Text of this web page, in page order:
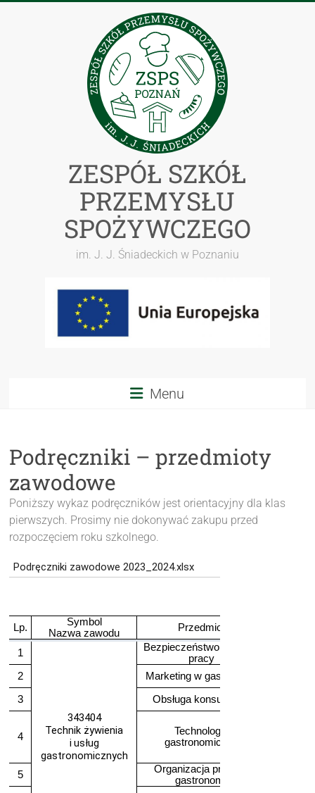
ZESPÓŁ SZKÓŁ
PRZEMYSŁU
SPOŻYWCZEGO
im. J. J. Śniadeckich w Poznaniu
Menu
Podręczniki – przedmioty
zawodowe
Poniższy wykaz podręczników jest orientacyjny dla klas
pierwszych. Prosimy nie dokonywać zakupu przed
rozpoczęciem roku szkolnego.